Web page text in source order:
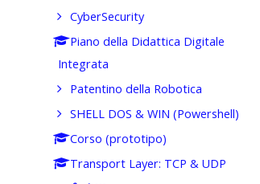
CyberSecurity
Piano della Didattica Digitale
Integrata
Patentino della Robotica
SHELL DOS & WIN (Powershell)
Corso (prototipo)
Transport Layer: TCP & UDP